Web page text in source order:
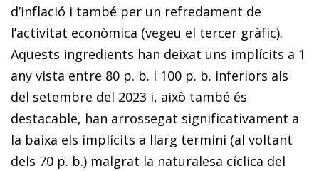
d’inflació i també per un refredament de
l’activitat econòmica (vegeu el tercer gràfic).
Aquests ingre­­dients han deixat uns implícits a 1
any vista entre 80 p. b. i 100 p. b. inferiors als
del setembre del 2023 i, això també és
destacable, han arrossegat significativament a
la baixa els implícits a llarg termini (al voltant
dels 70 p. b.) malgrat la naturalesa cíclica del